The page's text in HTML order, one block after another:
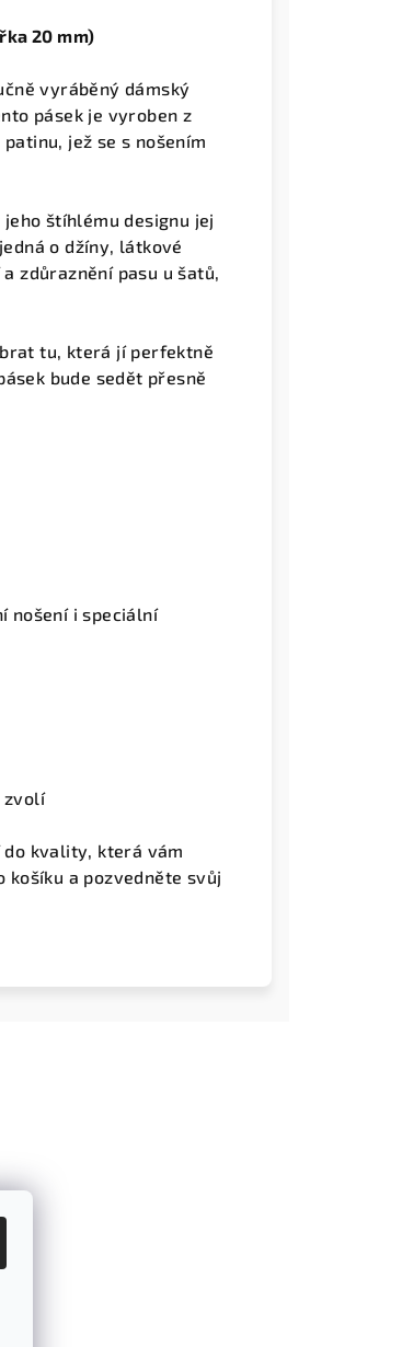
20 mm)
vyráběný dámský
pásek je vyroben z
jež se s nošením
štíhlému designu jej
o džíny, látkové
zdůraznění pasu u šatů,
tu, která jí perfektně
bude sedět přesně
nošení i speciální
zvolí
do kvality, která vám
košíku a pozvedněte svůj